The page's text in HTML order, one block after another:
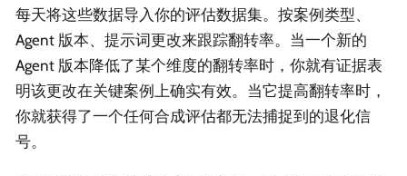
每天将这些数据导入你的评估数据集。按案例类型、
Agent 版本、提示词更改来跟踪翻转率。当一个新的
Agent 版本降低了某个维度的翻转率时，你就有证据表
明该更改在关键案例上确实有效。当它提高翻转率时，
你就获得了一个任何合成评估都无法捕捉到的退化信
号。